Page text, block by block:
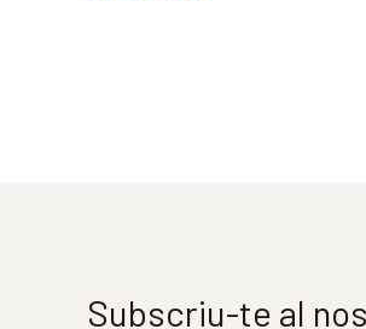
Subscriu-te al